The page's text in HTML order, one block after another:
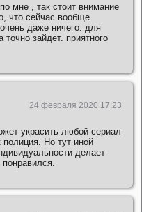
мне , так стоит внимание
что сейчас вообще
даже ничего. для
зайдет. приятного
24 февраля 2020 17:23
украсить любой сериал
полиция. Но тут иной
делает